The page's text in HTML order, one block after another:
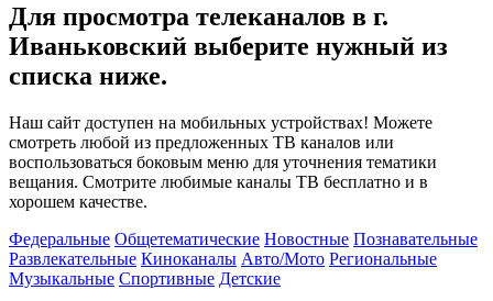
Для просмотра телеканалов в г.
Иваньковский выберите нужный из
списка ниже.
Наш сайт доступен на мобильных устройствах! Можете
смотреть любой из предложенных ТВ каналов или
воспользоваться боковым меню для уточнения тематики
вещания. Смотрите любимые каналы ТВ бесплатно и в
хорошем качестве.
Федеральные Общетематические Новостные Познавательные
Развлекательные Киноканалы Авто/Мото Региональные
Музыкальные Спортивные Детские